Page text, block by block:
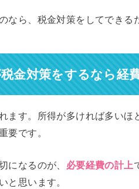
なら、税金対策をしてできる
金対策をするなら経
ます。所得が多ければ多いほ
要です。
になるのが、 必要経費の計上
と思います。